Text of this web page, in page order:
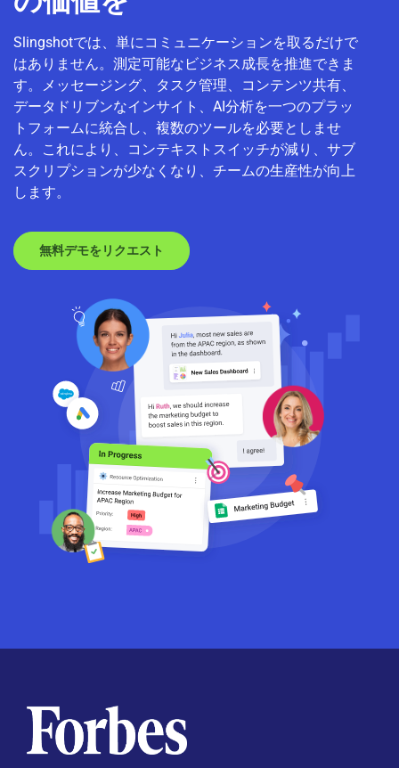
Slingshotでは、単にコミュニケーションを取るだけで
はありません。測定可能なビジネス成長を推進できま
す。メッセージング、タスク管理、コンテンツ共有、
データドリブンなインサイト、AI分析を一つのプラッ
トフォームに統合し、複数のツールを必要としませ
ん。これにより、コンテキストスイッチが減り、サブ
スクリプションが少なくなり、チームの生産性が向上
します。
無料デモをリクエスト